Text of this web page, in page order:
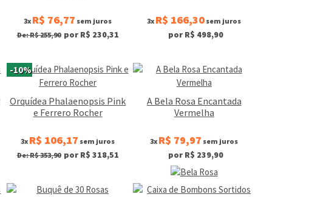
3x R$ 76,77 sem juros
De: R$ 255,90 por R$ 230,31
3x R$ 166,30 sem juros
por R$ 498,90
-10%
Orquídea Phalaenopsis Pink
e Ferrero Rocher
3x R$ 106,17 sem juros
De: R$ 353,90 por R$ 318,51
A Bela Rosa Encantada
Vermelha
3x R$ 79,97 sem juros
por R$ 239,90